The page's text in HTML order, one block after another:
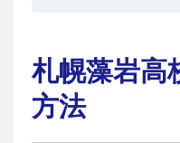
札幌藻岩高
方法